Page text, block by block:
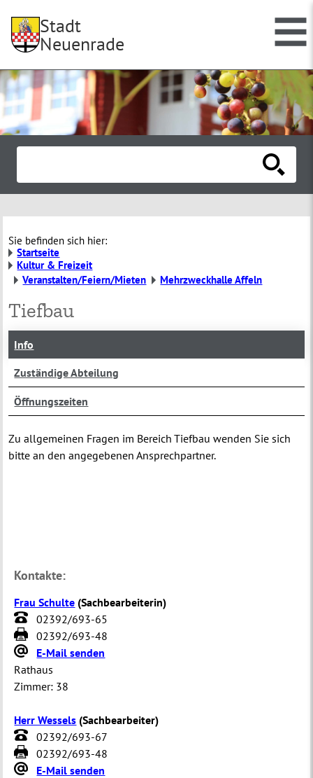
Stadt
Neuenrade
Sie befinden sich hier:
Startseite
Kultur & Freizeit
Veranstalten/Feiern/Mieten
Mehrzweckhalle Affeln
Tiefbau
Info
Zuständige Abteilung
Öffnungszeiten
Zu allgemeinen Fragen im Bereich Tiefbau wenden Sie sich
bitte an den angegebenen Ansprechpartner.
Kontakte:
Frau Schulte (Sachbearbeiterin)
02392/693-65
02392/693-48
E-Mail senden
Rathaus
Zimmer: 38
Herr Wessels (Sachbearbeiter)
02392/693-67
02392/693-48
E-Mail senden